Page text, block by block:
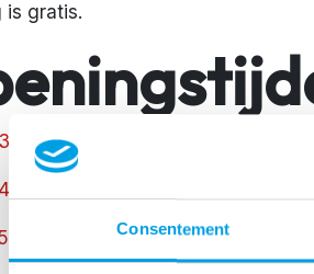
Consentement
is gratis.
26:14.00 - 16.00 uur
26:14.00 - 16.00 uur
26 :14.00 - 16.00 uur